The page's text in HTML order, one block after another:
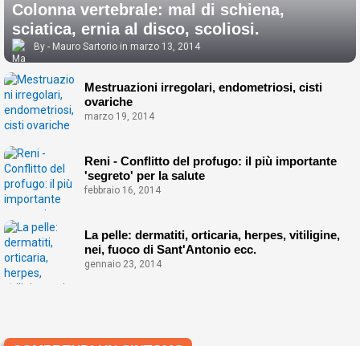
Colonna vertebrale: mal di schiena,
sciatica, ernia al disco, scoliosi.
Mauro Sartorio marzo 13, 2014
Mestruazioni irregolari, endometriosi, cisti
ovariche
marzo 19, 2014
Reni - Conflitto del profugo: il più importante
'segreto' per la salute
febbraio 16, 2014
La pelle: dermatiti, orticaria, herpes, vitiligine,
nei, fuoco di Sant'Antonio ecc.
gennaio 23, 2014